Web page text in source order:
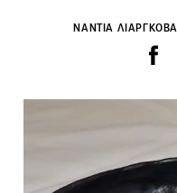
ΝΑΝΤΙΑ ΛΙΑΡΓΚΟΒΑ